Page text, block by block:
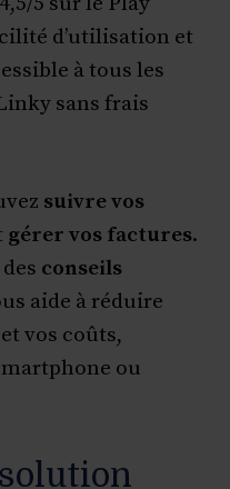
d’utilisation et
à tous les
sans frais
suivre vos
gérer vos factures.
conseils
aide à réduire
vos coûts,
ou